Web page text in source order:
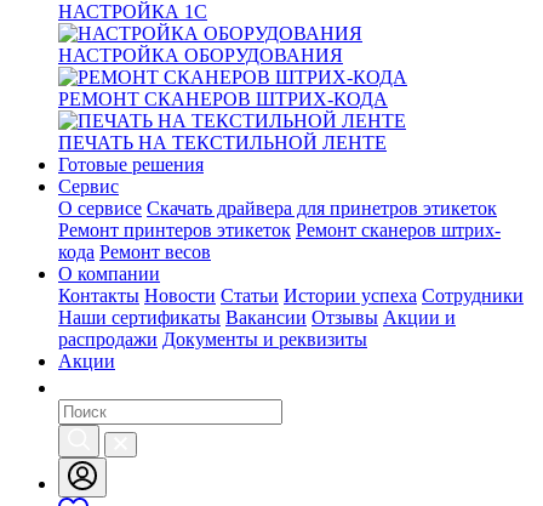
НАСТРОЙКА 1С
НАСТРОЙКА ОБОРУДОВАНИЯ
РЕМОНТ СКАНЕРОВ ШТРИХ-КОДА
ПЕЧАТЬ НА ТЕКСТИЛЬНОЙ ЛЕНТЕ
Готовые решения
Сервис
О сервисе Скачать драйвера для принетров этикеток
Ремонт принтеров этикеток Ремонт сканеров штрих-
кода Ремонт весов
О компании
Контакты Новости Статьи Истории успеха Сотрудники
Наши сертификаты Вакансии Отзывы Акции и
распродажи Документы и реквизиты
Акции